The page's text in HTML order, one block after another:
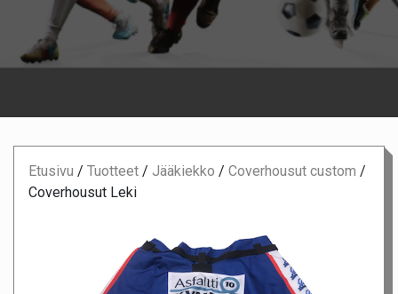
Etusivu / Tuotteet / Jääkiekko / Coverhousut custom /
Coverhousut Leki